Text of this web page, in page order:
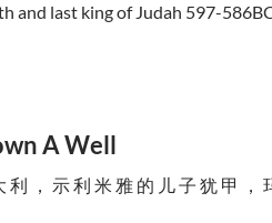
and last king of Judah 597-
A Well
， 示 利 米 雅 的 儿 子 犹 甲 ，